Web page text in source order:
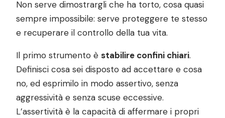
Non serve dimostrargli che ha torto, cosa quasi
sempre impossibile: serve proteggere te stesso
e recuperare il controllo della tua vita.
Il primo strumento è stabilire confini chiari.
Definisci cosa sei disposto ad accettare e cosa
no, ed esprimilo in modo assertivo, senza
aggressività e senza scuse eccessive.
L’assertività è la capacità di affermare i propri